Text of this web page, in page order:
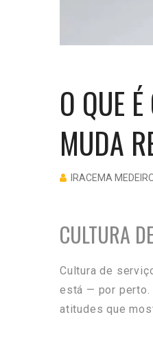
O QUE
MUDA
IRACEMA
CULTURA
Cultura de
está — por perto.
atitudes que